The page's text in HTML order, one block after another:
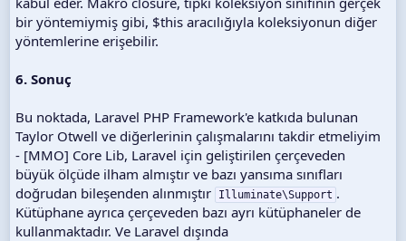
bir yöntemiymiş gibi, $this aracılığıyla koleksiyonun diğer
yöntemlerine erişebilir.
6. Sonuç
Bu noktada, Laravel PHP Framework'e katkıda bulunan
Taylor Otwell ve diğerlerinin çalışmalarını takdir etmeliyim
- [MMO] Core Lib, Laravel için geliştirilen çerçeveden
büyük ölçüde ilham almıştır ve bazı yansıma sınıfları
doğrudan bileşenden alınmıştır
Illuminate\Support .
Kütüphane ayrıca çerçeveden bazı ayrı kütüphaneler de
kullanmaktadır. Ve Laravel dışında